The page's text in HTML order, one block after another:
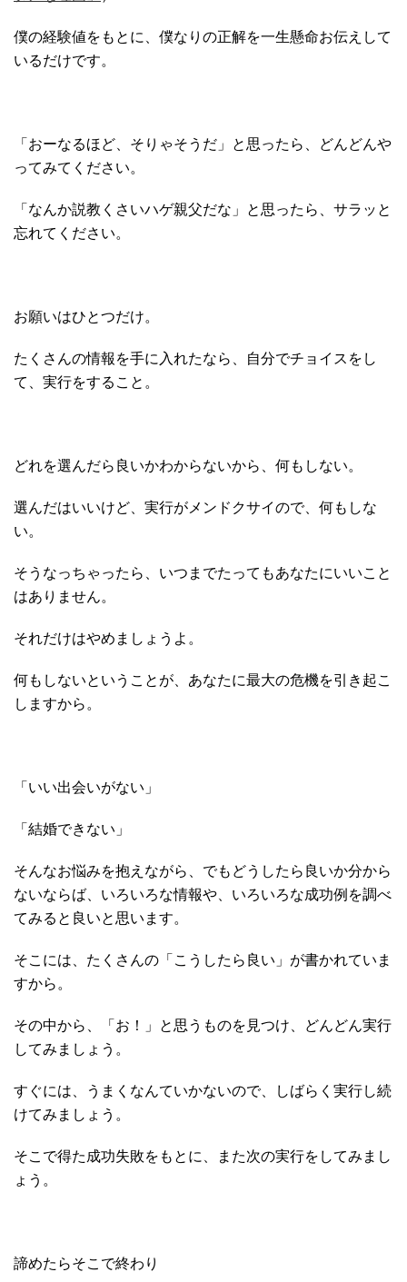
僕の経験値をもとに、僕なりの正解を一生懸命お伝えして
いるだけです。
「おーなるほど、そりゃそうだ」と思ったら、どんどんや
ってみてください。
「なんか説教くさいハゲ親父だな」と思ったら、サラッと
忘れてください。
お願いはひとつだけ。
たくさんの情報を手に入れたなら、自分でチョイスをし
て、実行をすること。
どれを選んだら良いかわからないから、何もしない。
選んだはいいけど、実行がメンドクサイので、何もしな
い。
そうなっちゃったら、いつまでたってもあなたにいいこと
はありません。
それだけはやめましょうよ。
何もしないということが、あなたに最大の危機を引き起こ
しますから。
「いい出会いがない」
「結婚できない」
そんなお悩みを抱えながら、でもどうしたら良いか分から
ないならば、いろいろな情報や、いろいろな成功例を調べ
てみると良いと思います。
そこには、たくさんの「こうしたら良い」が書かれていま
すから。
その中から、「お！」と思うものを見つけ、どんどん実行
してみましょう。
すぐには、うまくなんていかないので、しばらく実行し続
けてみましょう。
そこで得た成功失敗をもとに、また次の実行をしてみまし
ょう。
諦めたらそこで終わり